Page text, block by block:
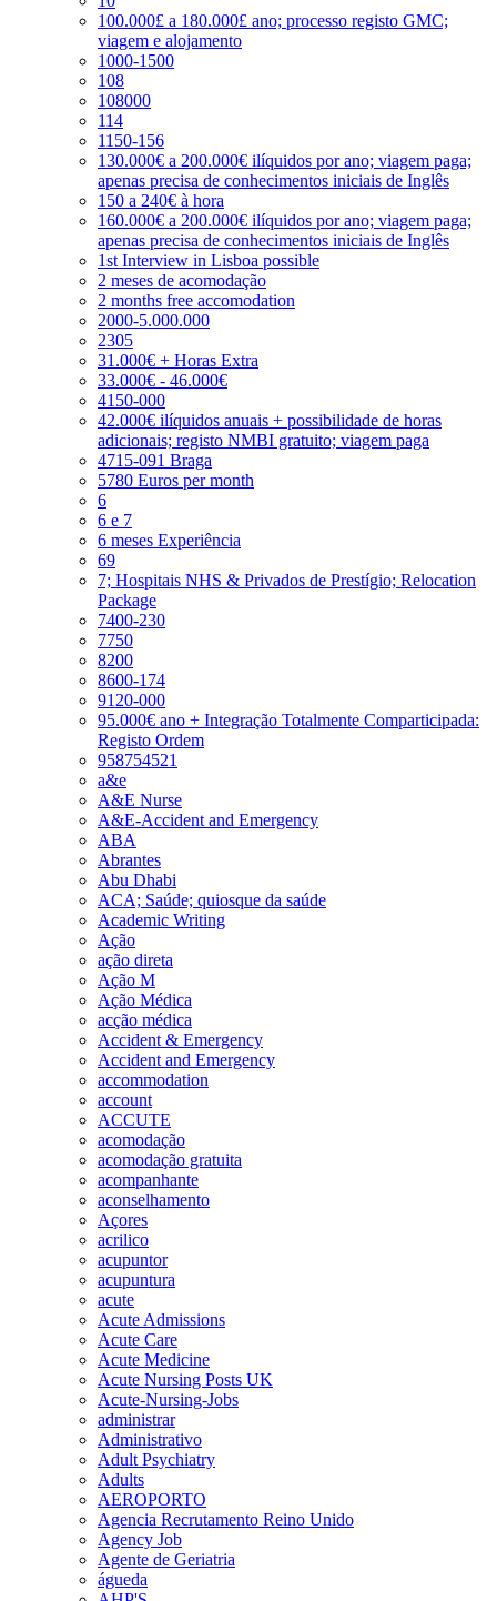
100.000£ a 180.000£ ano; processo registo GMC;
viagem e alojamento
1000-1500
108
108000
114
1150-156
130.000€ a 200.000€ ilíquidos por ano; viagem paga;
apenas precisa de conhecimentos iniciais de Inglês
150 a 240€ à hora
160.000€ a 200.000€ ilíquidos por ano; viagem paga;
apenas precisa de conhecimentos iniciais de Inglês
1st Interview in Lisboa possible
2 meses de acomodação
2 months free accomodation
2000-5.000.000
2305
31.000€ + Horas Extra
33.000€ - 46.000€
4150-000
42.000€ ilíquidos anuais + possibilidade de horas
adicionais; registo NMBI gratuito; viagem paga
4715-091 Braga
5780 Euros per month
6
6 e 7
6 meses Experiência
69
7; Hospitais NHS & Privados de Prestígio; Relocation
Package
7400-230
7750
8200
8600-174
9120-000
95.000€ ano + Integração Totalmente Comparticipada:
Registo Ordem
958754521
a&e
A&E Nurse
A&E-Accident and Emergency
ABA
Abrantes
Abu Dhabi
ACA; Saúde; quiosque da saúde
Academic Writing
Ação
ação direta
Ação M
Ação Médica
acção médica
Accident & Emergency
Accident and Emergency
accommodation
account
ACCUTE
acomodação
acomodação gratuita
acompanhante
aconselhamento
Açores
acrilico
acupuntor
acupuntura
acute
Acute Admissions
Acute Care
Acute Medicine
Acute Nursing Posts UK
Acute-Nursing-Jobs
administrar
Administrativo
Adult Psychiatry
Adults
AEROPORTO
Agencia Recrutamento Reino Unido
Agency Job
Agente de Geriatria
águeda